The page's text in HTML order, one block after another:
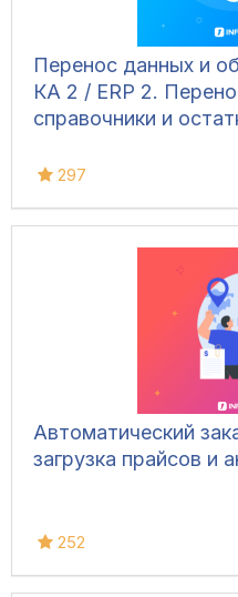
Перенос данных и
КА 2 / ERP 2.
справочники и
297
Автоматический
загрузка прайсов и
252